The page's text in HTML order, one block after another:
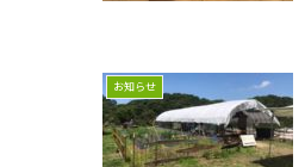
お知らせ